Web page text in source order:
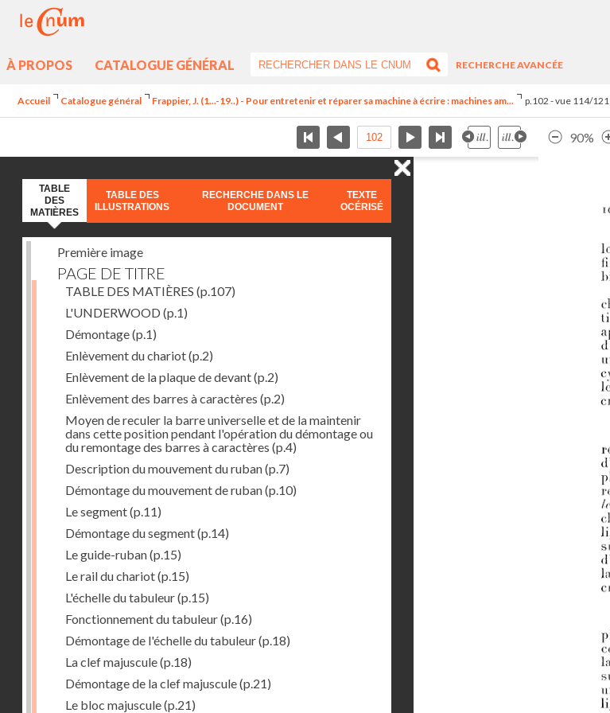
À PROPOS CATALOGUE GÉNÉRAL
RECHERCHE AVANCÉE
Accueil Catalogue général Frappier, J. (1...-19..) - Pour entretenir et réparer sa machine à écrire : machines am... p.102 - vue 114/121
90%
TABLE
DES
MATIÈRES
TABLE DES
ILLUSTRATIONS
RECHERCHE DANS LE
DOCUMENT
TEXTE
OCÉRISÉ
Première image
PAGE DE TITRE
TABLE DES MATIÈRES (p.107)
L'UNDERWOOD (p.1)
Démontage(p.1)
Enlèvement du chariot(p.2)
Enlèvement de la plaque de devant(p.2)
Enlèvement des barres à caractères (p.2)
Moyen de reculer la barre universelle et de la maintenir
dans cette position pendant l'opération du démontage ou
du remontage des barres à caractères (p.4)
Description du mouvement du ruban(p.7)
Démontage du mouvement de ruban(p.10)
Le segment(p.11)
Démontage du segment(p.14)
Le guide-ruban(p.15)
Le rail du chariot(p.15)
L'échelle du tabuleur(p.15)
Fonctionnement du tabuleur(p.16)
Démontage de l'échelle du tabuleur(p.18)
La clef majuscule(p.18)
Démontage de la clef majuscule(p.21)
Le bloc majuscule(p.21)